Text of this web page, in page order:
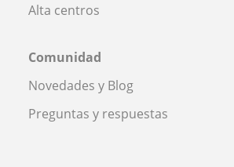
Alta centros
Comunidad
Novedades y Blog
Preguntas y respuestas